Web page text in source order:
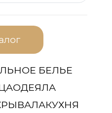
БЕЛЬЕ
ОДЕЯЛА
КУХНЯ